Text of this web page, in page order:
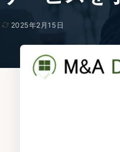
2025年2月15日